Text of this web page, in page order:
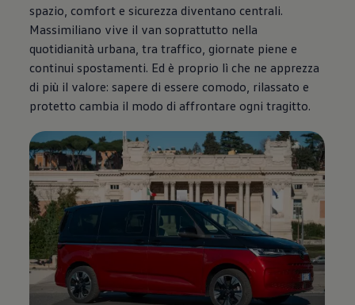
spazio, comfort e sicurezza diventano centrali.
Massimiliano vive il van soprattutto nella
quotidianità urbana, tra traffico, giornate piene e
continui spostamenti. Ed è proprio lì che ne apprezza
di più il valore: sapere di essere comodo, rilassato e
protetto cambia il modo di affrontare ogni tragitto.